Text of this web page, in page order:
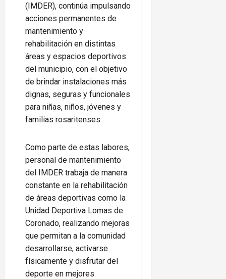
(IMDER), continúa impulsando
acciones permanentes de
mantenimiento y
rehabilitación en distintas
áreas y espacios deportivos
del municipio, con el objetivo
de brindar instalaciones más
dignas, seguras y funcionales
para niñas, niños, jóvenes y
familias rosaritenses.
Como parte de estas labores,
personal de mantenimiento
del IMDER trabaja de manera
constante en la rehabilitación
de áreas deportivas como la
Unidad Deportiva Lomas de
Coronado, realizando mejoras
que permitan a la comunidad
desarrollarse, activarse
físicamente y disfrutar del
deporte en mejores